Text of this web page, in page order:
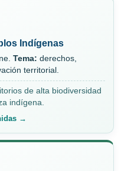
Indígenas
Tema: derechos,
territorial.
de alta biodiversidad
indígena.
→